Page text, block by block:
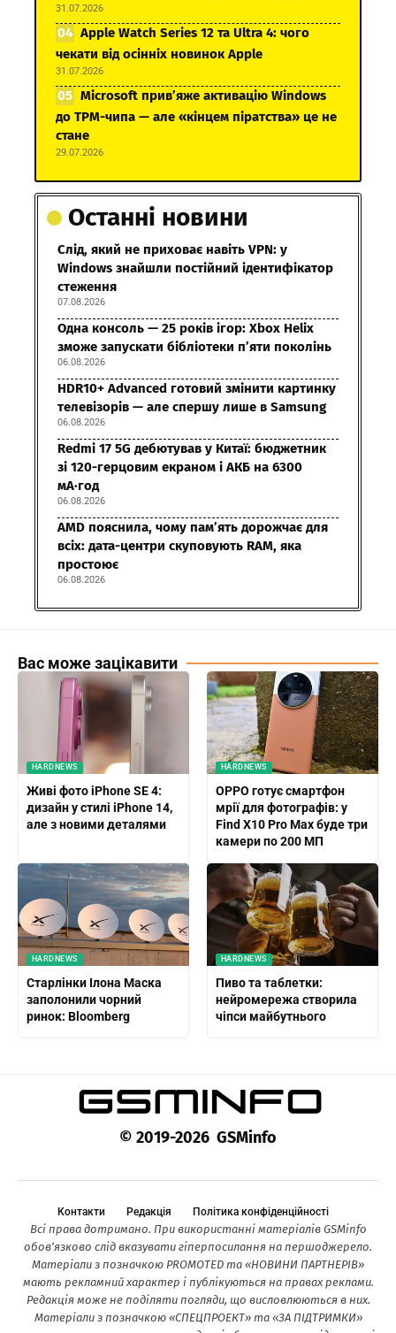
31.07.2026
Apple Watch Series 12 та Ultra 4: чого
чекати від осінніх новинок Apple
31.07.2026
Microsoft прив’яже активацію Windows
до TPM-чипа — але «кінцем піратства» це не
стане
29.07.2026
Останні новини
Слід, який не приховає навіть VPN: у
Windows знайшли постійний ідентифікатор
стеження
07.08.2026
Одна консоль — 25 років ігор: Xbox Helix
зможе запускати бібліотеки п’яти поколінь
06.08.2026
HDR10+ Advanced готовий змінити картинку
телевізорів — але спершу лише в Samsung
06.08.2026
Redmi 17 5G дебютував у Китаї: бюджетник
зі 120-герцовим екраном і АКБ на 6300
мА·год
06.08.2026
AMD пояснила, чому пам’ять дорожчає для
всіх: дата-центри скуповують RAM, яка
простоює
06.08.2026
Вас може зацікавити
HARDNEWS
Живі фото iPhone SE 4:
дизайн у стилі iPhone 14,
але з новими деталями
HARDNEWS
OPPO готує смартфон
мрії для фотографів: у
Find X10 Pro Max буде три
камери по 200 МП
HARDNEWS
Старлінки Ілона Маска
заполонили чорний
ринок: Bloomberg
HARDNEWS
Пиво та таблетки:
нейромережа створила
чіпси майбутнього
© 2019-2026 GSMinfo
Контакти Редакція Політика конфіденційності
Всі права дотримано. При використанні матеріалів GSMinfo
обов’язково слід вказувати гіперпосилання на першоджерело.
Матеріали з позначкою PROMOTED та «НОВИНИ ПАРТНЕРІВ»
мають рекламний характер і публікуються на правах реклами.
Редакція може не поділяти погляди, що висловлюються в них.
Матеріали з позначкою «СПЕЦПРОЕКТ» та «ЗА ПІДТРИМКИ»